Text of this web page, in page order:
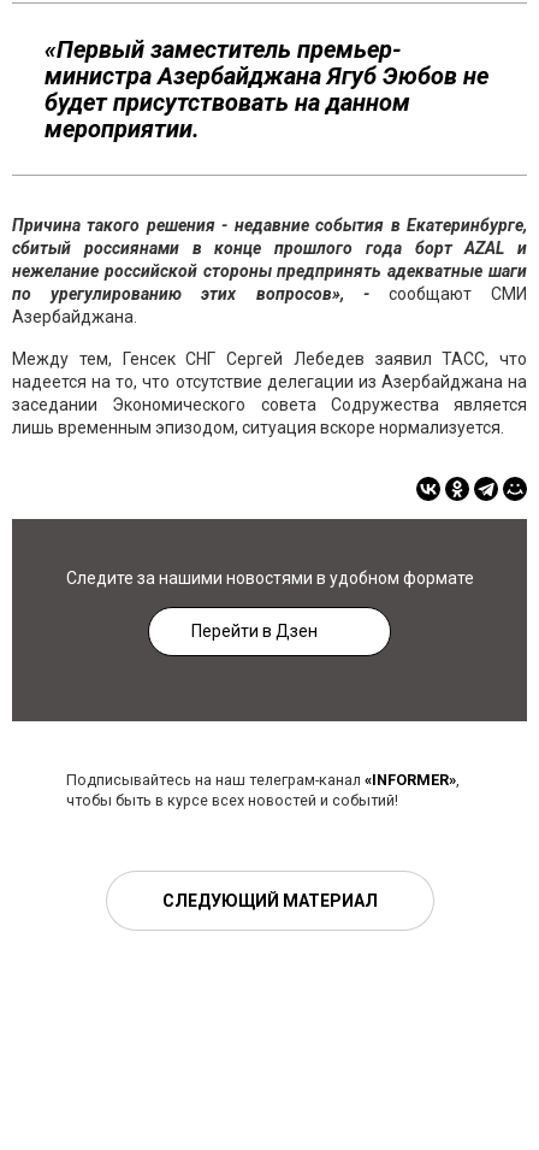
«Первый заместитель премьер-
министра Азербайджана Ягуб Эюбов не
будет присутствовать на данном
мероприятии.
Причина такого решения - недавние события в Екатеринбурге,
сбитый россиянами в конце прошлого года борт AZAL и
нежелание российской стороны предпринять адекватные шаги
по урегулированию этих вопросов», - сообщают СМИ
Азербайджана.
Между тем, Генсек СНГ Сергей Лебедев заявил ТАСС, что
надеется на то, что отсутствие делегации из Азербайджана на
заседании Экономического совета Содружества является
лишь временным эпизодом, ситуация вскоре нормализуется.
Следите за нашими новостями в удобном формате
Перейти в Дзен
Подписывайтесь на наш телеграм-канал «INFORMER»,
чтобы быть в курсе всех новостей и событий!
СЛЕДУЮЩИЙ МАТЕРИАЛ